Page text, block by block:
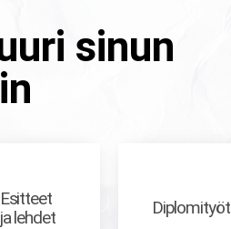
sinun
Esitteet
ja lehdet
Diplomityöt